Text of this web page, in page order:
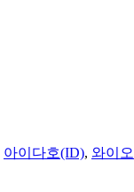
아이다호(ID), 와이